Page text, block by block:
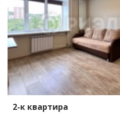
2-к квартира